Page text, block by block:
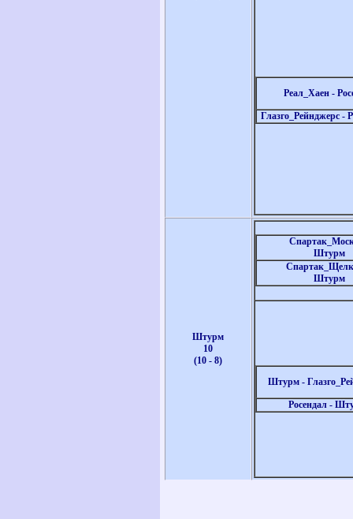
Реал_Хаен -
Глазго_Рейнджерс -
Штурм
10
(10 - 8)
Штурм
Штурм
Штурм -
Росендал -